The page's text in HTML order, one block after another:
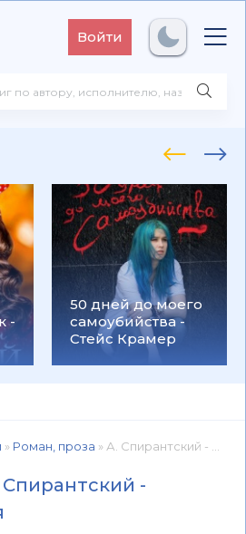
Войти
-
50 дней до моего
самоубийства -
Стейс Крамер
» Роман, проза » А. Спирантский - Красная лилия 📕 - Книга онлайн бесплатно
-